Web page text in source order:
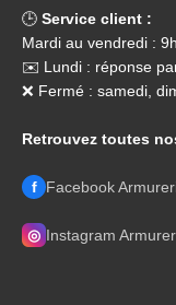
🕒 Service client :
Mardi au vendredi :
✉️ Lundi : réponse
❌ Fermé : samedi,
Retrouvez toutes
f Facebook
◎ Instagram